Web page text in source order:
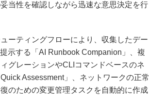
当性を確認しながら迅速な意思決定を行
ーティングフローにより、収集したデー
示する「AI Runbook Companion」、複
グレーションやCLIコマンドベースのネ
Assessment」、ネットワークの正常
のための変更管理タスクを自動的に作成